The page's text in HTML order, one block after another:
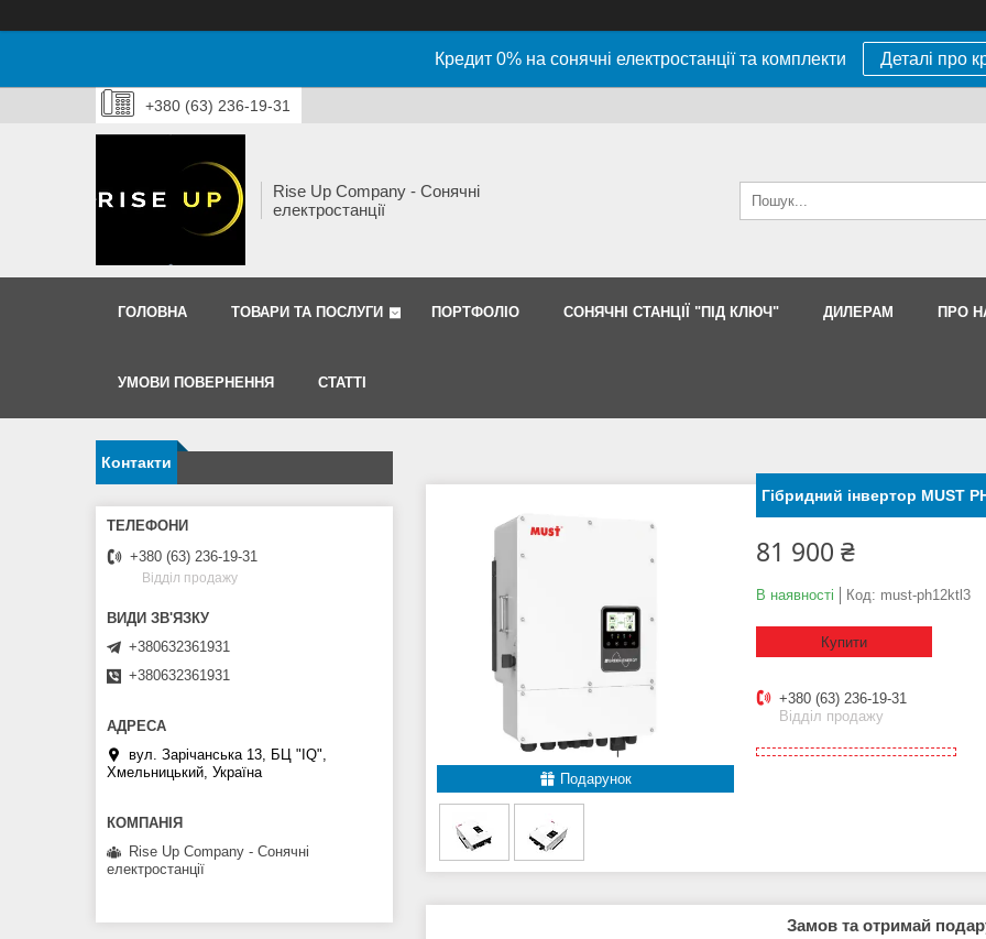
Кредит 0% на сонячні електростанції та комплекти Деталі про
+380 (63) 236-19-31
Rise Up Company - Сонячні
електростанції
ГОЛОВНА ТОВАРИ ТА ПОСЛУГИ ПОРТФОЛІО СОНЯЧНІ СТАНЦІЇ "ПІД КЛЮЧ" ДИЛЕРАМ ПРО
УМОВИ ПОВЕРНЕННЯ СТАТТІ
Подарунок
Гібридний інвертор MUST
81 900 ₴
В наявності Код: must-ph12ktl3
Купити
+380 (63) 236-19-31
Відділ продажу
Замов та отримай
Контакти
+380 (63) 236-19-31
Відділ продажу
+380632361931
+380632361931
вул. Зарічанська 13, БЦ "IQ",
Хмельницький, Україна
Rise Up Company - Сонячні
електростанції